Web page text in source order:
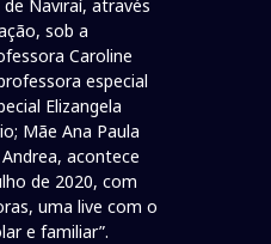
Naviraí, através
sob a
Caroline
especial
Elizangela
Mãe Ana Paula
acontece
de 2020, com
uma live com o
e familiar”.